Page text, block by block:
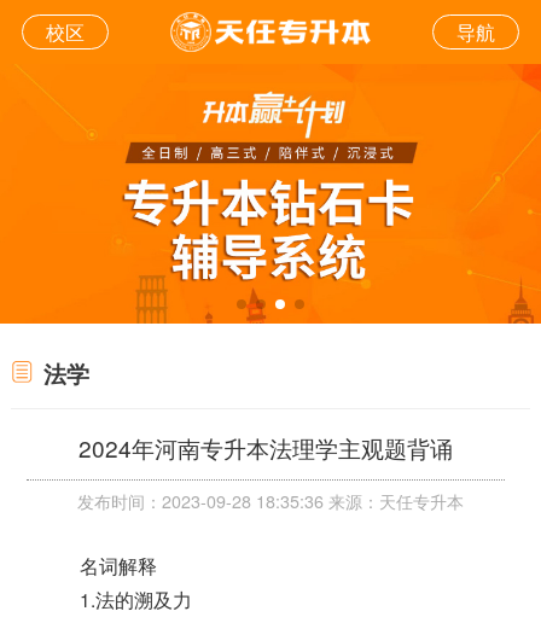
校区 导航
法学
2024年河南专升本法理学主观题背诵
发布时间：2023-09-28 18:35:36 来源：天任专升本
名词解释
1.法的溯及力